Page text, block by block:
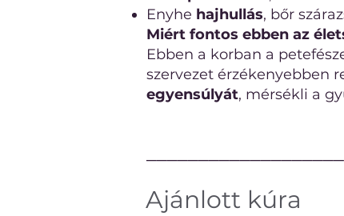
Enyhe hajhullás, bőr
Miért fontos ebben az
Ebben a korban a
szervezet érzékenyebben
egyensúlyát, mérsékli a
Ajánlott kúra